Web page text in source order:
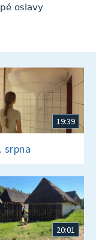
oslavy
19:39
srpna
20:01